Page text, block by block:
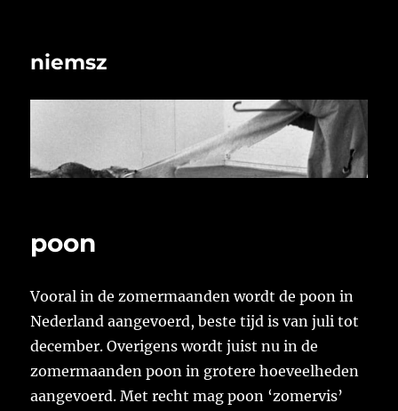
niemsz
poon
Vooral in de zomermaanden wordt de poon in
Nederland aangevoerd, beste tijd is van juli tot
december. Overigens wordt juist nu in de
zomermaanden poon in grotere hoeveelheden
aangevoerd. Met recht mag poon ‘zomervis’